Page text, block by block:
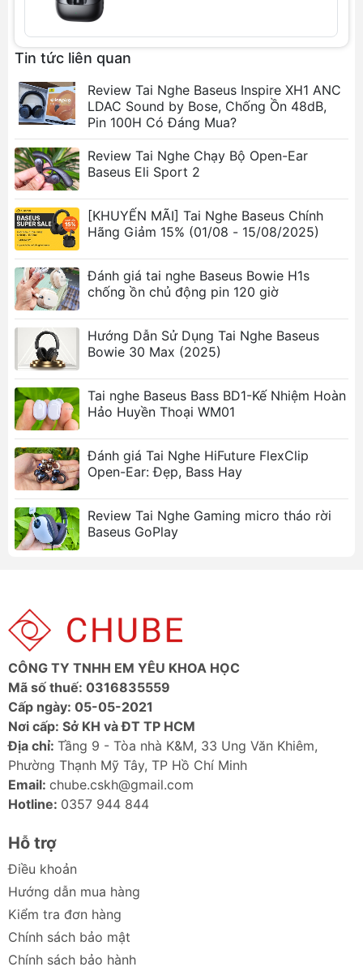
Tin tức liên quan
Review Tai Nghe Baseus Inspire XH1 ANC
LDAC Sound by Bose, Chống Ồn 48dB,
Pin 100H Có Đáng Mua?
Review Tai Nghe Chạy Bộ Open-Ear
Baseus Eli Sport 2
[KHUYẾN MÃI] Tai Nghe Baseus Chính
Hãng Giảm 15% (01/08 - 15/08/2025)
Đánh giá tai nghe Baseus Bowie H1s
chống ồn chủ động pin 120 giờ
Hướng Dẫn Sử Dụng Tai Nghe Baseus
Bowie 30 Max (2025)
Tai nghe Baseus Bass BD1-Kế Nhiệm Hoàn
Hảo Huyền Thoại WM01
Đánh giá Tai Nghe HiFuture FlexClip
Open-Ear: Đẹp, Bass Hay
Review Tai Nghe Gaming micro tháo rời
Baseus GoPlay
CÔNG TY TNHH EM YÊU KHOA HỌC
Mã số thuế: 0316835559
Cấp ngày: 05-05-2021
Nơi cấp: Sở KH và ĐT TP HCM
Địa chỉ: Tầng 9 - Tòa nhà K&M, 33 Ung Văn Khiêm,
Phường Thạnh Mỹ Tây, TP Hồ Chí Minh
Email: chube.cskh@gmail.com
Hotline: 0357 944 844
Hỗ trợ
Điều khoản
Hướng dẫn mua hàng
Kiểm tra đơn hàng
Chính sách bảo mật
Chính sách bảo hành